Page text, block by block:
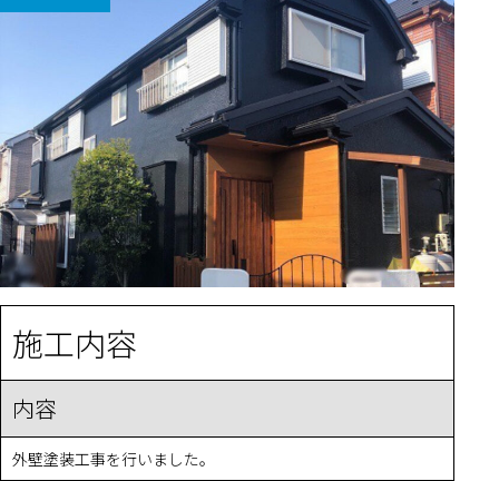
施工内容
内容
外壁塗装工事を行いました。